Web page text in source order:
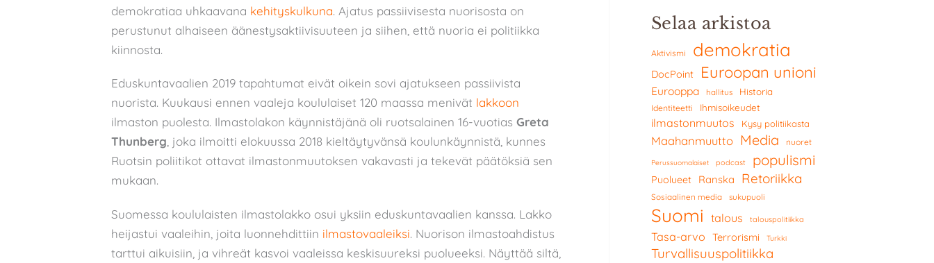
suuremmaksi
ja
demokratiaa uhkaavana kehityskulkuna. Ajatus passiivisesta nuorisosta on
perustunut alhaiseen äänestysaktiivisuuteen ja siihen, että nuoria ei politiikka
kiinnosta.
Eduskuntavaalien 2019 tapahtumat eivät oikein sovi ajatukseen passiivista
nuorista. Kuukausi ennen vaaleja koululaiset 120 maassa menivät lakkoon
ilmaston puolesta. Ilmastolakon käynnistäjänä oli ruotsalainen 16-vuotias Greta
Thunberg, joka ilmoitti elokuussa 2018 kieltäytyvänsä koulunkäynnistä, kunnes
Ruotsin poliitikot ottavat ilmastonmuutoksen vakavasti ja tekevät päätöksiä sen
mukaan.
Suomessa koululaisten ilmastolakko osui yksiin eduskuntavaalien kanssa. Lakko
heijastui vaaleihin, joita luonnehdittiin ilmastovaaleiksi. Nuorison ilmastoahdistus
tarttui aikuisiin, ja vihreät kasvoi vaaleissa keskisuureksi puolueeksi. Näyttää siltä,
Selaa arkistoa
Aktivismi demokratia
DocPoint Euroopan unioni
Eurooppa hallitus Historia
Identiteetti Ihmisoikeudet
ilmastonmuutos Kysy politiikasta
Maahanmuutto Media nuoret
Perussuomalaiset podcast populismi
Puolueet Ranska Retoriikka
Sosiaalinen media sukupuoli
Suomi talous talouspolitiikka
Tasa-arvo Terrorismi Turkki
Turvallisuuspolitiikka